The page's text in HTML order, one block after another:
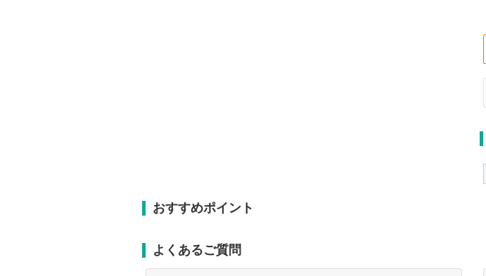
おすすめポイント
よくあるご質問